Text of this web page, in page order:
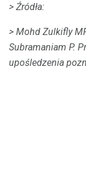
> Źródła:
> Mohd Zulkifly
Subramaniam P.
upośledzenia